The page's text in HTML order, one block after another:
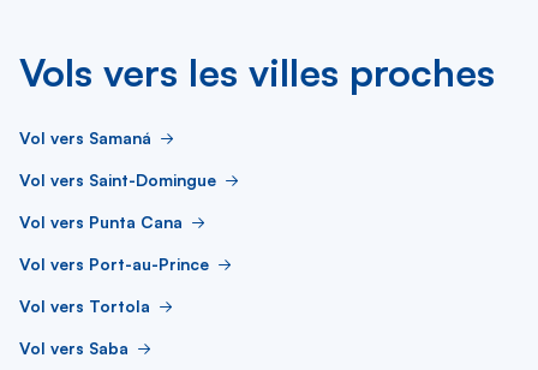
Vols vers les villes proches
Vol vers Samaná
Vol vers Saint-Domingue
Vol vers Punta Cana
Vol vers Port-au-Prince
Vol vers Tortola
Vol vers Saba